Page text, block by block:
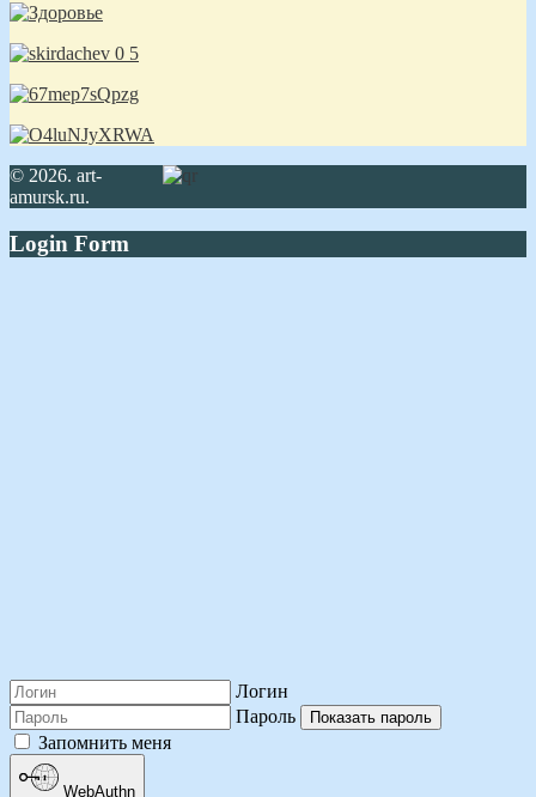
© 2026. art-
amursk.ru.
Login Form
Логин
Пароль
Показать пароль
Запомнить меня
WebAuthn